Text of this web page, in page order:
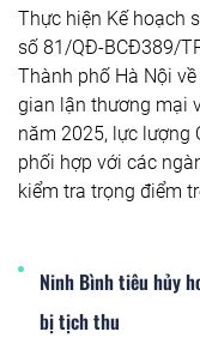
Thực hiện Kế hoạch
số 81/QĐ-BCĐ389/
Thành phố Hà Nội
gian lận thương mại
năm 2025, lực lượng
phối hợp với các
kiểm tra trọng điểm
Ninh Bình tiêu hủy
bị tịch thu